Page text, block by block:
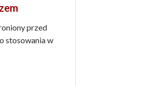
przed
stosowania w